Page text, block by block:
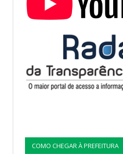
COMO CHEGAR À PREFEITURA